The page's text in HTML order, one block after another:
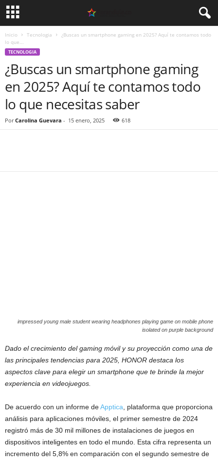
Inicio Tecnologia
¿Buscas un smartphone gaming en 2025? Aquí te contamos todo
lo que...
TECNOLOGIA
¿Buscas un smartphone gaming
en 2025? Aquí te contamos todo
lo que necesitas saber
Por Carolina Guevara - 15 enero, 2025 618
impressed young male student wearing headphones playing game on mobile phone
isolated on purple background
Dado el crecimiento del gaming móvil y su proyección como una de
las principales tendencias para 2025, HONOR destaca los
aspectos clave para elegir un smartphone que te brinde la mejor
experiencia en videojuegos.
De acuerdo con un informe deApptica, plataforma que proporciona
análisis para aplicaciones móviles, el primer semestre de 2024
registró más de 30 mil millones de instalaciones de juegos en
dispositivos inteligentes en todo el mundo. Esta cifra representa un
incremento del 5,8% en comparación con el segundo semestre de